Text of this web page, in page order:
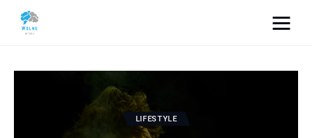
Lifestyle
LIFESTYLE